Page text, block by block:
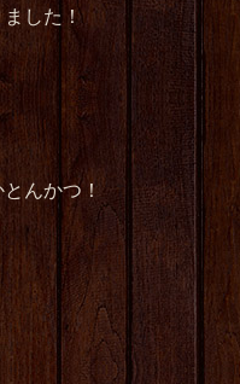
した！
んかつ！